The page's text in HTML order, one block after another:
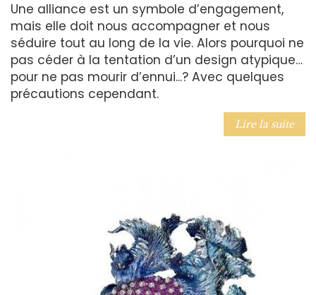
Une alliance est un symbole d’engagement,
mais elle doit nous accompagner et nous
séduire tout au long de la vie. Alors pourquoi ne
pas céder à la tentation d’un design atypique…
pour ne pas mourir d’ennui...? Avec quelques
précautions cependant.
Lire la suite